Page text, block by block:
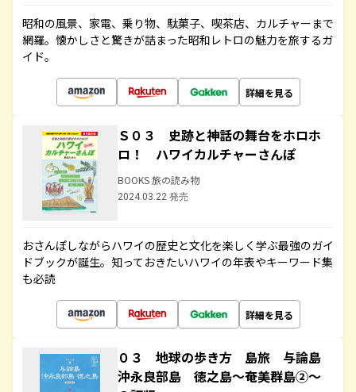
昭和の風景、家電、乗り物、駄菓子、喫茶店、カルチャーまで
網羅。懐かしさと驚きが詰まった昭和レトロの魅力を旅するガ
イド。
詳細を見る
Ｓ０３ 史跡と神話の舞台をホロホ
ロ！ ハワイカルチャーさんぽ
BOOKS 旅の読み物
2024.03.22 発売
おさんぽしながらハワイの歴史と文化を楽しく学ぶ最強のガイ
ドブックが誕生。知っておきたいハワイの年表やキーワード集
も必読
詳細を見る
０３ 地球の歩き方 島旅 与論島
沖永良部島 徳之島～奄美群島②～